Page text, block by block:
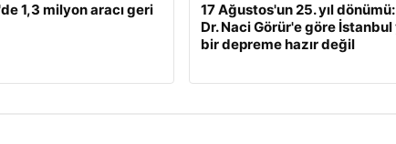
1,3 milyon aracı geri
17 Ağustos'un 25. yıl
Dr. Naci Görür'e göre İstanbul
bir depreme hazır değil